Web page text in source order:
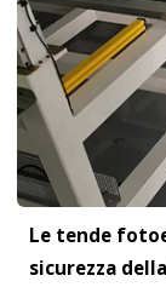
Le tende
sicurezza